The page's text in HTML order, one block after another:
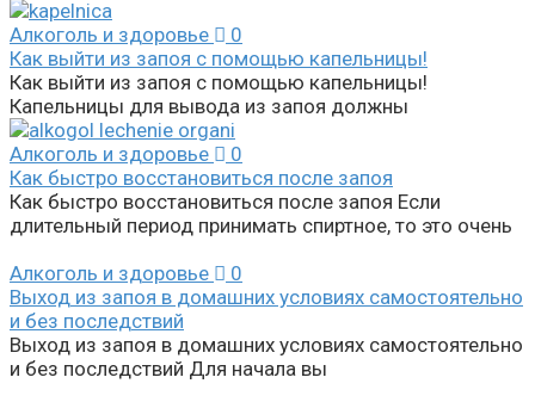
Алкоголь и здоровье
0
Как выйти из запоя с помощью капельницы!
Как выйти из запоя с помощью капельницы!
Капельницы для вывода из запоя должны
Алкоголь и здоровье
0
Как быстро восстановиться после запоя
Как быстро восстановиться после запоя Если
длительный период принимать спиртное, то это очень
Алкоголь и здоровье
0
Выход из запоя в домашних условиях самостоятельно
и без последствий
Выход из запоя в домашних условиях самостоятельно
и без последствий Для начала вы